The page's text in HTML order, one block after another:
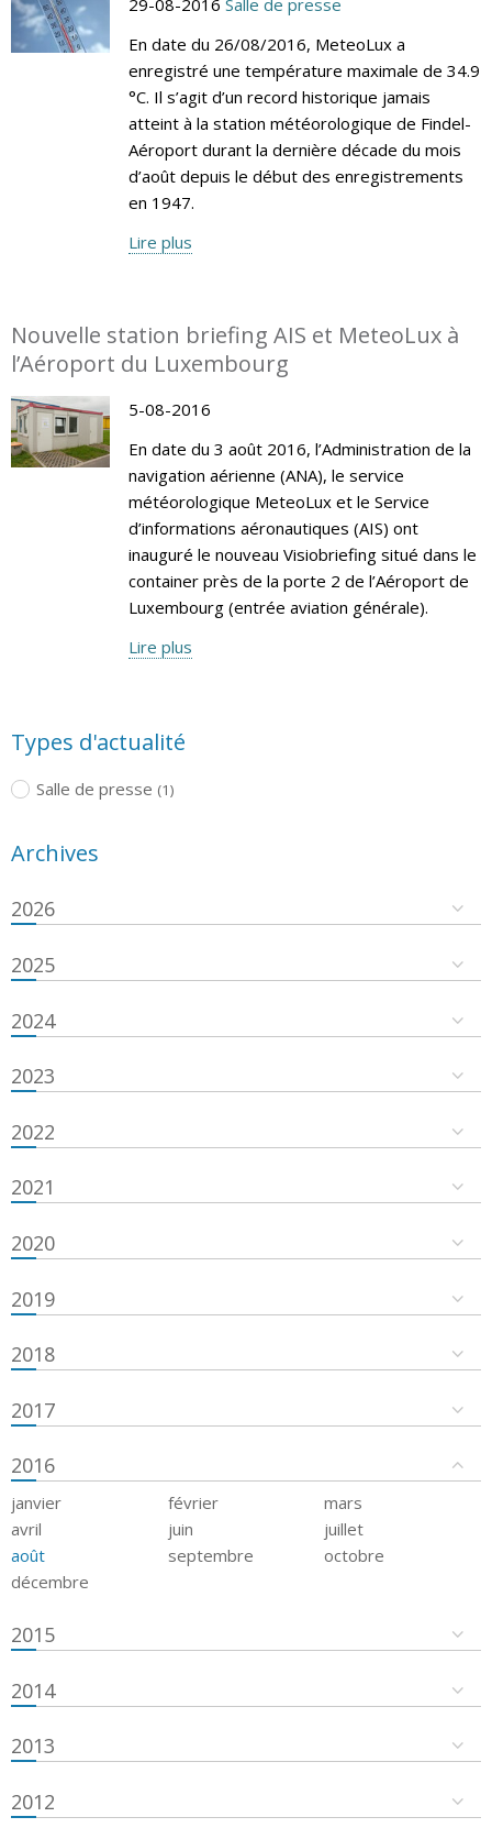
En date du 26/08/2016, MeteoLux a
enregistré une température maximale de 34.9
°C. Il s’agit d’un record historique jamais
atteint à la station météorologique de Findel-
Aéroport durant la dernière décade du mois
d’août depuis le début des enregistrements
en 1947.
Lire plus
Nouvelle station briefing AIS et MeteoLux à
l’Aéroport du Luxembourg
5-08-2016
En date du 3 août 2016, l’Administration de la
navigation aérienne (ANA), le service
météorologique MeteoLux et le Service
d’informations aéronautiques (AIS) ont
inauguré le nouveau Visiobriefing situé dans le
container près de la porte 2 de l’Aéroport de
Luxembourg (entrée aviation générale).
Lire plus
Types d'actualité
Salle de presse (1)
Archives
2026
2025
2024
2023
2022
2021
2020
2019
2018
2017
2016
janvier février
mars
avril
juin
juillet
août
septembre
octobre
décembre
2015
2014
2013
2012